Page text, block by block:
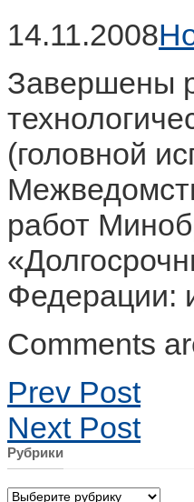
14.11.2008
Завершены
(головной
работ
Федерации:
Comments
Prev Post
Next Post
Рубрики
Рубрики